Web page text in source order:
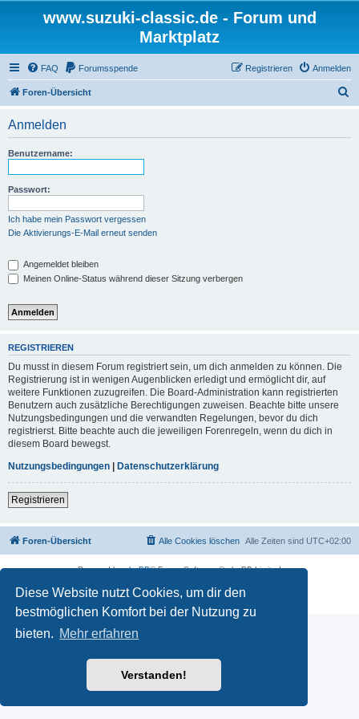
Diese Website nutzt Cookies, um dir den
bestmöglichen Komfort bei der Nutzung zu
bieten. Mehr erfahren
Verstanden!
www.suzuki-classic.de - Forum und
Marktplatz
FAQ Forumsspende Anmelden
Registrieren
Foren-Übersicht
Anmelden
Benutzername:
Passwort:
Ich habe mein Passwort vergessen
Die Aktivierungs-E-Mail erneut senden
Angemeldet bleiben
Meinen Online-Status während dieser Sitzung verbergen
REGISTRIEREN
Du musst in diesem Forum registriert sein, um dich anmelden zu können. Die
Registrierung ist in wenigen Augenblicken erledigt und ermöglicht dir, auf
weitere Funktionen zuzugreifen. Die Board-Administration kann registrierten
Benutzern auch zusätzliche Berechtigungen zuweisen. Beachte bitte unsere
Nutzungsbedingungen und die verwandten Regelungen, bevor du dich
registrierst. Bitte beachte auch die jeweiligen Forenregeln, wenn du dich in
diesem Board bewegst.
Nutzungsbedingungen | Datenschutzerklärung
Registrieren
Foren-Übersicht Alle Zeiten sind UTC+02:00
Alle Cookies löschen
Powered byphpBB® Forum Software © phpBB Limited
Datenschutz|Nutzungsbedingungen